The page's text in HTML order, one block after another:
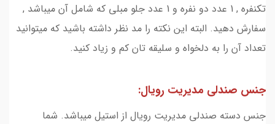
تکنفره , 1 عدد دو نفره و 1 عدد جلو مبلی که شامل آن میباشد ,
سفارش دهید. البته این نکته را مد نظر داشته باشید که میتوانید
تعداد آن را به دلخواه و سلیقه تان کم و زیاد کنید.
جنس صندلی مدیریت رویال:
جنس دسته صندلی مدیریت رویال از استیل میباشد. شما